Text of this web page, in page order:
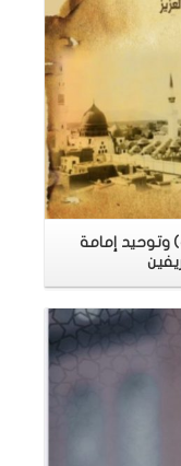
وتوحيد إمامة